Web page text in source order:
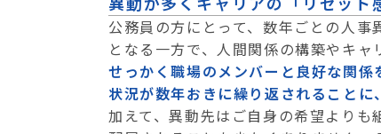
公務員の方にとって、数年ごとの人
となる一方で、人間関係の構築やキャ
せっかく職場のメンバーと良好な関
状況が数年おきに繰り返されることに
加えて、異動先はご自身の希望より